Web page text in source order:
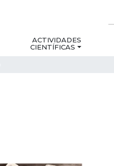
ACTIVIDADES
CIENTÍFICAS